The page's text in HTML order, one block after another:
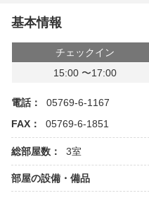
基本情報
チェックイン
15:00 〜17:00
電話：
05769-6-1167
FAX：
05769-6-1851
総部屋数： 3室
部屋の設備・備品